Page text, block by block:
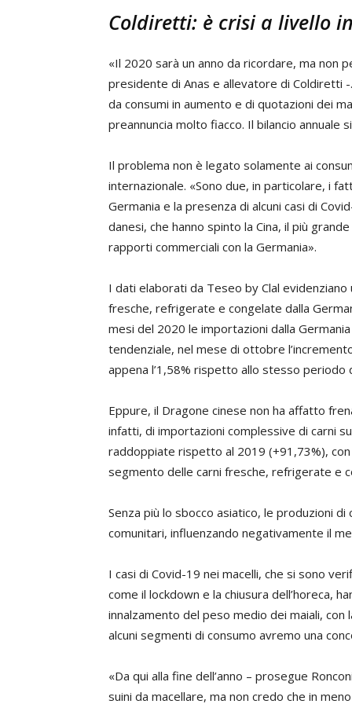
Coldiretti: è crisi a livello
«Il 2020 sarà un anno da ricordare, ma non
presidente di Anas e allevatore di Coldiretti
da consumi in aumento e di quotazioni dei
preannuncia molto fiacco. Il bilancio
Il problema non è legato solamente ai
internazionale. «Sono due, in particolare, i
Germania e la presenza di alcuni casi di
danesi, che hanno spinto la Cina, il più
rapporti commerciali con la Germania».
I dati elaborati da Teseo by Clal
fresche, refrigerate e congelate dalla
mesi del 2020 le importazioni dalla
tendenziale, nel mese di ottobre
appena l’1,58% rispetto allo stesso periodo
Eppure, il Dragone cinese non ha affatto
infatti, di importazioni complessive di carni
raddoppiate rispetto al 2019 (+91,73%),
segmento delle carni fresche, refrigerate e
Senza più lo sbocco asiatico, le produzioni
comunitari, influenzando negativamente il
I casi di Covid-19 nei macelli, che si sono
come il lockdown e la chiusura dell’horeca,
innalzamento del peso medio dei maiali,
alcuni segmenti di consumo avremo una
«Da qui alla fine dell’anno – prosegue
suini da macellare, ma non credo che in